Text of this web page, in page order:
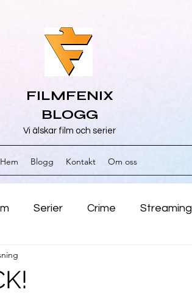
FILMFENIX
BLOGG
Vi älskar film och serier
Hem Blogg Kontakt Om oss
Serier Crime Streaming